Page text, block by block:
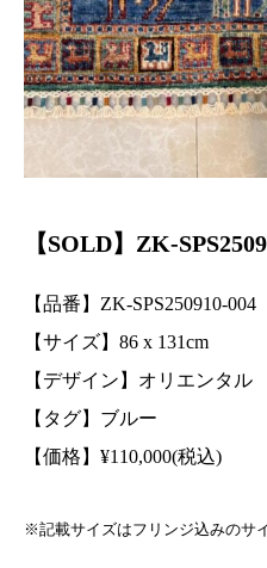
【SOLD】ZK-
【品番】ZK-SPS250910-004
【サイズ】86 x 131cm
【デザイン】オリエンタル
【タグ】ブルー
【価格】 ¥110,000(税込)
※記載サイズはフリンジ込みのサ